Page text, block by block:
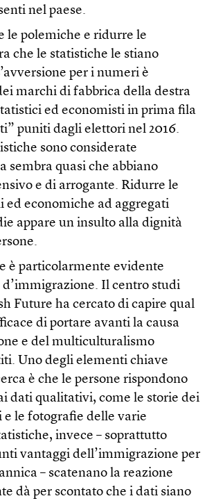
nel paese.
le polemiche e ridurre le
che le statistiche le stiano
per i numeri è
marchi di fabbrica della destra
ed economisti in prima fila
puniti dagli elettori nel 2016.
sono considerate
sembra quasi che abbiano
e di arrogante. Ridurre le
ed economiche ad aggregati
appare un insulto alla dignità
è particolarmente evidente
d’immigrazione. Il centro studi
Future ha cercato di capire qual
di portare avanti la causa
e del multiculturalismo
Uno degli elementi chiave
è che le persone rispondono
dati qualitativi, come le storie dei
le fotografie delle varie
invece – soprattutto
vantaggi dell’immigrazione per
– scatenano la reazione
dà per scontato che i dati siano